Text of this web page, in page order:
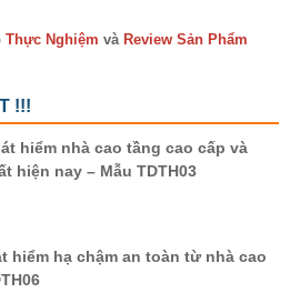
Thực Nghiệm và Review Sản Phẩm
!!!
hiểm nhà cao tầng cao cấp và
hiện nay – Mẫu TDTH03
hiểm hạ chậm an toàn từ nhà cao